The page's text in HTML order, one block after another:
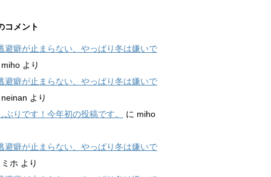
コメント
避癖が止まらない、やっぱり冬は嫌いで
miho より
避癖が止まらない、やっぱり冬は嫌いで
neinan より
ぶりです！今年初の投稿です。
に miho
避癖が止まらない、やっぱり冬は嫌いで
ミホ より